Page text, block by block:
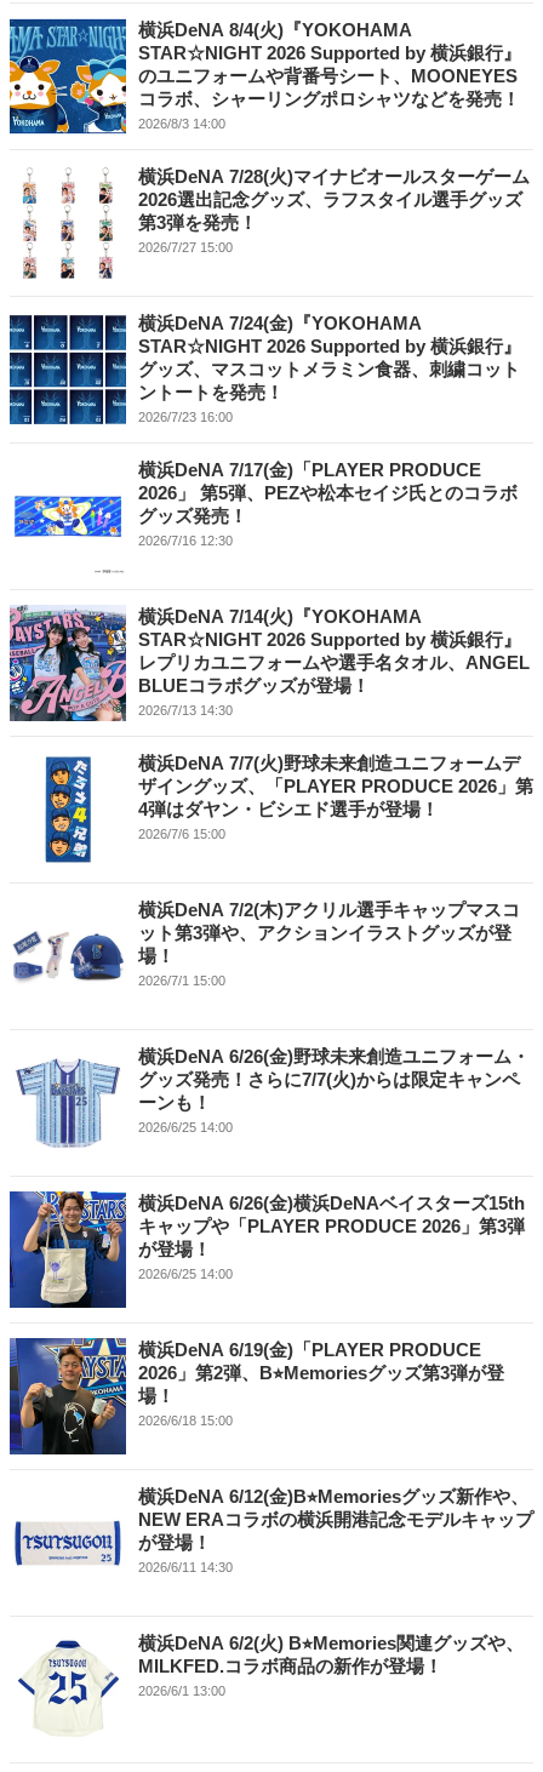
横浜DeNA 8/4(火)『YOKOHAMA
STAR☆NIGHT 2026 Supported by 横浜銀行』
のユニフォームや背番号シート、MOONEYES
コラボ、シャーリングポロシャツなどを発売！
2026/8/3 14:00
横浜DeNA 7/28(火)マイナビオールスターゲーム
2026選出記念グッズ、ラフスタイル選手グッズ
第3弾を発売！
2026/7/27 15:00
横浜DeNA 7/24(金)『YOKOHAMA
STAR☆NIGHT 2026 Supported by 横浜銀行』
グッズ、マスコットメラミン食器、刺繍コット
ントートを発売！
2026/7/23 16:00
横浜DeNA 7/17(金)「PLAYER PRODUCE
2026」 第5弾、PEZや松本セイジ氏とのコラボ
グッズ発売！
2026/7/16 12:30
横浜DeNA 7/14(火)『YOKOHAMA
STAR☆NIGHT 2026 Supported by 横浜銀行』
レプリカユニフォームや選手名タオル、ANGEL
BLUEコラボグッズが登場！
2026/7/13 14:30
横浜DeNA 7/7(火)野球未来創造ユニフォームデ
ザイングッズ、「PLAYER PRODUCE 2026」第
4弾はダヤン・ビシエド選手が登場！
2026/7/6 15:00
横浜DeNA 7/2(木)アクリル選手キャップマスコ
ット第3弾や、アクションイラストグッズが登
場！
2026/7/1 15:00
横浜DeNA 6/26(金)野球未来創造ユニフォーム・
グッズ発売！さらに7/7(火)からは限定キャンペ
ーンも！
2026/6/25 14:00
横浜DeNA 6/26(金)横浜DeNAベイスターズ15th
キャップや「PLAYER PRODUCE 2026」第3弾
が登場！
2026/6/25 14:00
横浜DeNA 6/19(金)「PLAYER PRODUCE
2026」第2弾、B⭐︎Memoriesグッズ第3弾が登
場！
2026/6/18 15:00
横浜DeNA 6/12(金)B⭐︎Memoriesグッズ新作や、
NEW ERAコラボの横浜開港記念モデルキャップ
が登場！
2026/6/11 14:30
横浜DeNA 6/2(火) B⭐︎Memories関連グッズや、
MILKFED.コラボ商品の新作が登場！
2026/6/1 13:00